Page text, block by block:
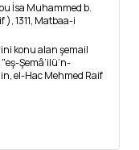
İsa Muhammed b.
1311, Matbaa-i
konu alan şemail
Şemâ’ilü’n-
el-Hac Mehmed Raif